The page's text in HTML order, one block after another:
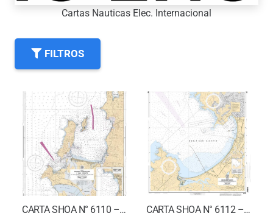
Cartas Nauticas Elec. Internacional
FILTROS
CARTA SHOA N° 6110 – BAHÍAS CONCEPCIÓN Y SAN VICENTE. (Puerto Tomé) * CARTA SHOA N° 6112 – BAHÍA SAN VICENTE *